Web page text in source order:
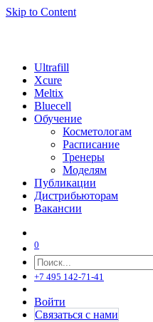
Skip to Content
Ultrafill
Xcure
Meltix
Bluecell
Обучение
Косметологам
Расписание
Тренеры
Моделям
Публикации
Дистрибьюторам
Вакансии
0
+7 495 142-71-41
Войти
Связаться с нами